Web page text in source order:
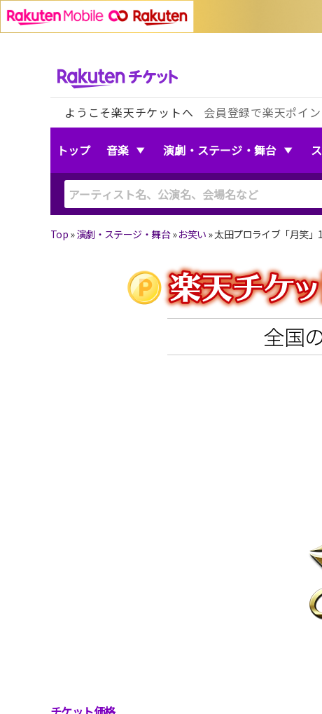
ようこそ楽天チケットへ 会員登録で楽天ポイ
トップ 音楽 演劇・ステージ・舞台
Top »演劇・ステージ・舞台»お笑い »太田プロライブ「月笑」